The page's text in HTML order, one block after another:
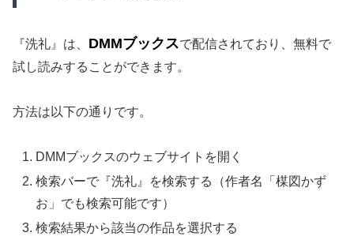
『洗礼』は、 DMMブックスで配信されており、無料で
試し読みすることができます。
方法は以下の通りです。
DMMブックスのウェブサイトを開く
検索バーで『洗礼』を検索する（作者名「楳図かず
お」でも検索可能です）
検索結果から該当の作品を選択する